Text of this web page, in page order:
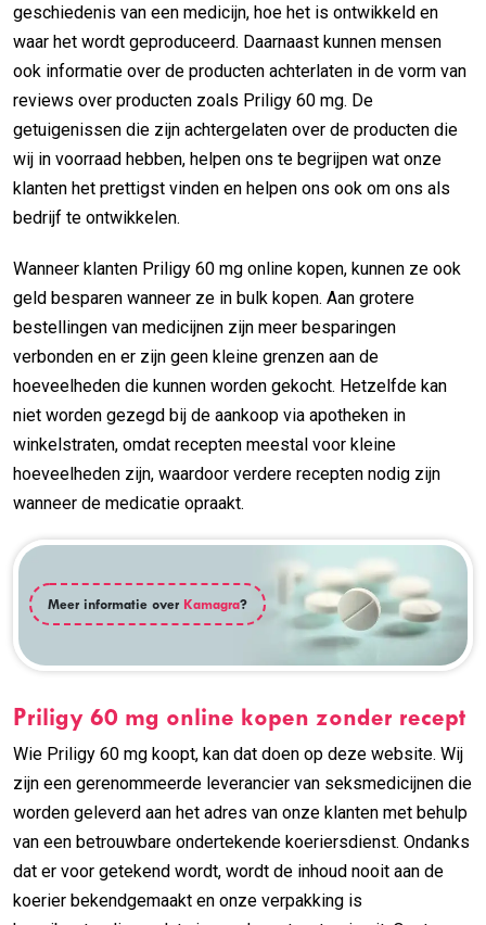
geschiedenis van een medicijn, hoe het is ontwikkeld en
waar het wordt geproduceerd. Daarnaast kunnen mensen
ook informatie over de producten achterlaten in de vorm van
reviews over producten zoals Priligy 60 mg. De
getuigenissen die zijn achtergelaten over de producten die
wij in voorraad hebben, helpen ons te begrijpen wat onze
klanten het prettigst vinden en helpen ons ook om ons als
bedrijf te ontwikkelen.
Wanneer klanten Priligy 60 mg online kopen, kunnen ze ook
geld besparen wanneer ze in bulk kopen. Aan grotere
bestellingen van medicijnen zijn meer besparingen
verbonden en er zijn geen kleine grenzen aan de
hoeveelheden die kunnen worden gekocht. Hetzelfde kan
niet worden gezegd bij de aankoop via apotheken in
winkelstraten, omdat recepten meestal voor kleine
hoeveelheden zijn, waardoor verdere recepten nodig zijn
wanneer de medicatie opraakt.
Meer informatie over Kamagra?
Priligy 60 mg online kopen zonder recept
Wie Priligy 60 mg koopt, kan dat doen op deze website. Wij
zijn een gerenommeerde leverancier van seksmedicijnen die
worden geleverd aan het adres van onze klanten met behulp
van een betrouwbare ondertekende koeriersdienst. Ondanks
dat er voor getekend wordt, wordt de inhoud nooit aan de
koerier bekendgemaakt en onze verpakking is